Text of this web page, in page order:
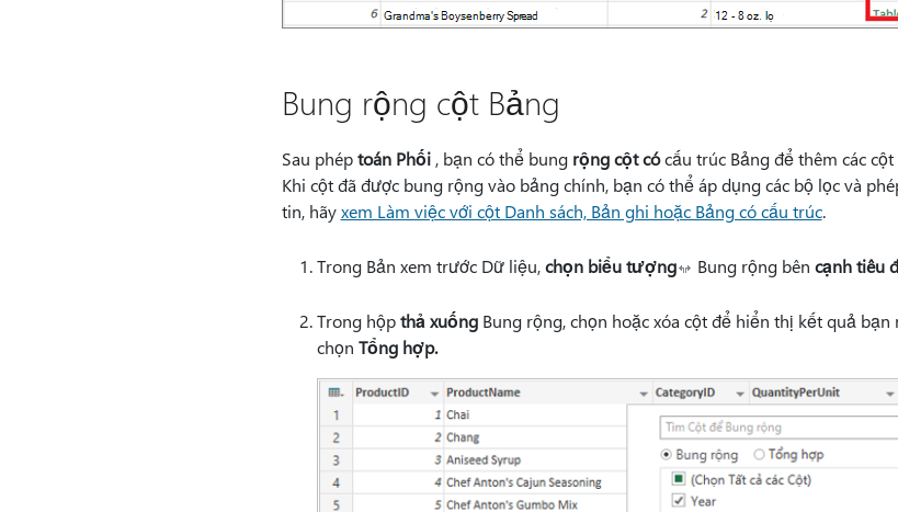
Bung rộng cột Bảng
Sau phéptoán Phối, bạn có thể bung rộng cột cócấu trúc Bảng để thêm các
Khi cột đã được bung rộng vào bảng chính, bạn có thể áp dụng các bộ lọc và
tin, hãyxem Làm việc với cột Danh sách, Bản ghi hoặc Bảng có cấu trúc.
Trong Bản xem trước Dữ liệu,chọn biểu tượng Bung rộng bên cạnh tiêu
Trong hộpthả xuốngBung rộng, chọn hoặc xóa cột để hiển thị kết quả
chọn Tổng hợp.